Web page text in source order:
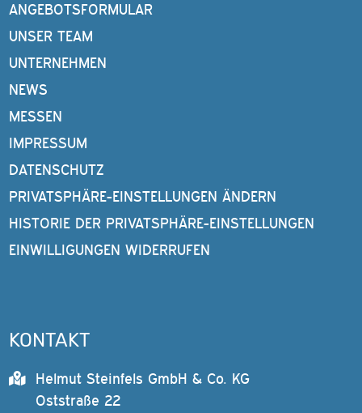
ANGEBOTSFORMULAR
UNSER TEAM
UNTERNEHMEN
NEWS
MESSEN
IMPRESSUM
DATENSCHUTZ
PRIVATSPHÄRE-EINSTELLUNGEN ÄNDERN
HISTORIE DER PRIVATSPHÄRE-EINSTELLUNGEN
EINWILLIGUNGEN WIDERRUFEN
KONTAKT
Helmut Steinfels GmbH & Co. KG
Oststraße 22